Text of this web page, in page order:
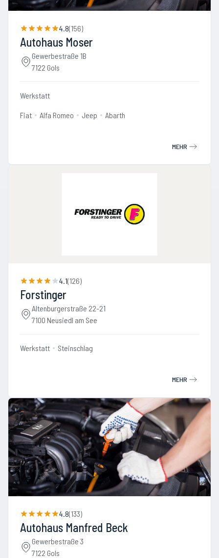
4.8(156)
Autohaus Moser
Gewerbestraße 1B
7122 Gols
Werkstatt
Fiat Alfa Romeo Jeep Abarth
MEHR
4.1(126)
Forstinger
Altenburgerstraße 22-21
7100 Neusiedl am See
Werkstatt Steinschlag
MEHR
4.8(133)
Autohaus Manfred Beck
Gewerbestraße 3
7122 Gols